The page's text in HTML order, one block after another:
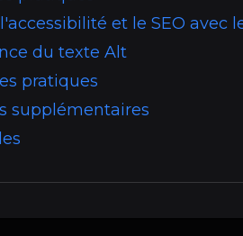
et le SEO avec
du texte Alt
pratiques
supplémentaires